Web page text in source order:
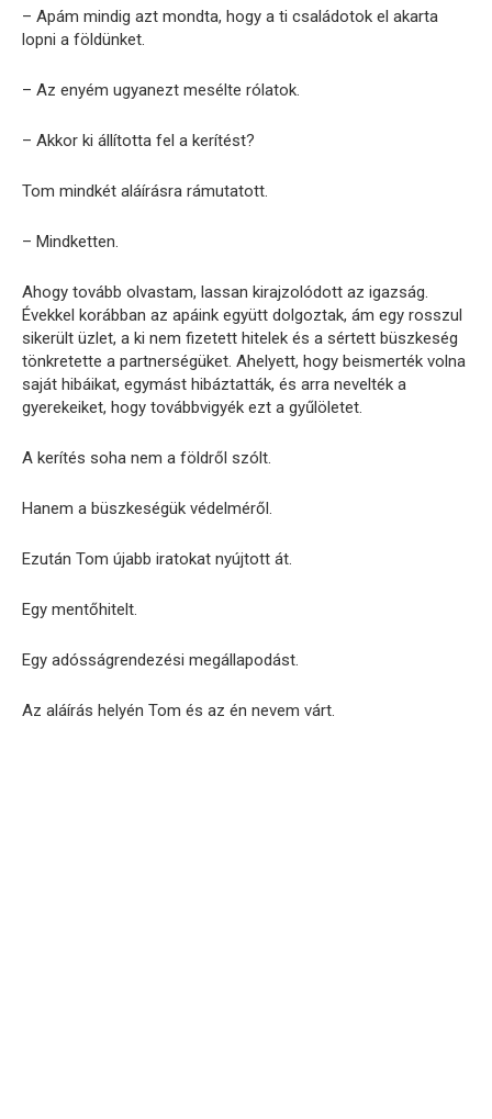
– Apám mindig azt mondta, hogy a ti családotok el akarta
lopni a földünket.
– Az enyém ugyanezt mesélte rólatok.
– Akkor ki állította fel a kerítést?
Tom mindkét aláírásra rámutatott.
– Mindketten.
Ahogy tovább olvastam, lassan kirajzolódott az igazság.
Évekkel korábban az apáink együtt dolgoztak, ám egy rosszul
sikerült üzlet, a ki nem fizetett hitelek és a sértett büszkeség
tönkretette a partnerségüket. Ahelyett, hogy beismerték volna
saját hibáikat, egymást hibáztatták, és arra nevelték a
gyerekeiket, hogy továbbvigyék ezt a gyűlöletet.
A kerítés soha nem a földről szólt.
Hanem a büszkeségük védelméről.
Ezután Tom újabb iratokat nyújtott át.
Egy mentőhitelt.
Egy adósságrendezési megállapodást.
Az aláírás helyén Tom és az én nevem várt.